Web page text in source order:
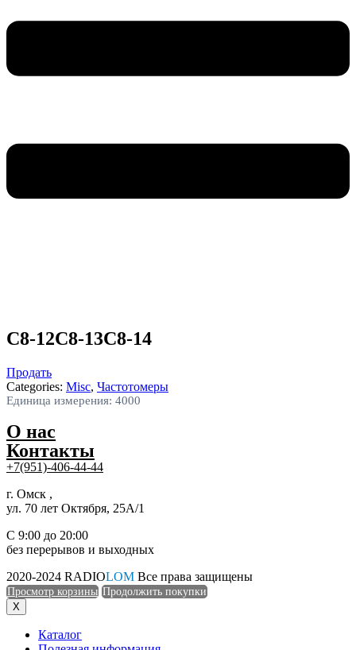
C8-12C8-13C8-14
Продать
Categories: Misc, Частотомеры
Единица измерения: 4000
О нас
Контакты
+7(951)-406-44-44
г. Омск ,
ул. 70 лет Октября, 25А/1
С 9:00 до 20:00
без перерывов и выходных
2020-2024 RADIOLOM Все права защищены
Просмотр корзины Продолжить покупки
X
Каталог